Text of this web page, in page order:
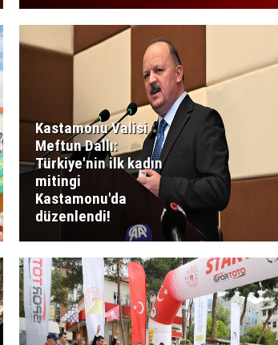
Kastamonu Valisi
Meftun Dallı:
Türkiye'nin ilk kadın
mitingi
Kastamonu'da
düzenlendi!